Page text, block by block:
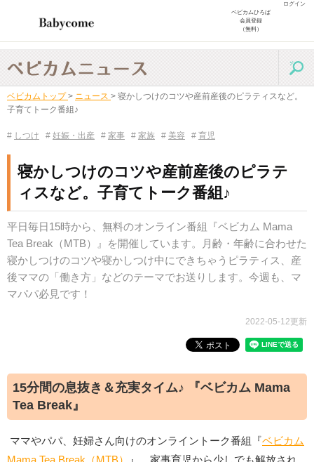
ログイン
ベビカムひろば
会員登録
（無料）
ベビカムトップ > ニュース > 寝かしつけのコツや産前産後のピラティスなど。
子育てトーク番組♪
# しつけ # 妊娠・出産 # 家事 # 家族 # 美容 # 育児
寝かしつけのコツや産前産後のピラテ
ィスなど。子育てトーク番組♪
平日毎日15時から、無料のオンライン番組『ベビカム Mama
Tea Break（MTB）』を開催しています。月齢・年齢に合わせた
寝かしつけのコツや寝かしつけ中にできちゃうピラティス、産
後ママの「働き方」などのテーマでお送りします。今週も、マ
マパパ必見です！
2022-05-12更新
15分間の息抜き＆充実タイム♪ 『ベビカム Mama
Tea Break』
ママやパパ、妊婦さん向けのオンライントーク番組『ベビカム